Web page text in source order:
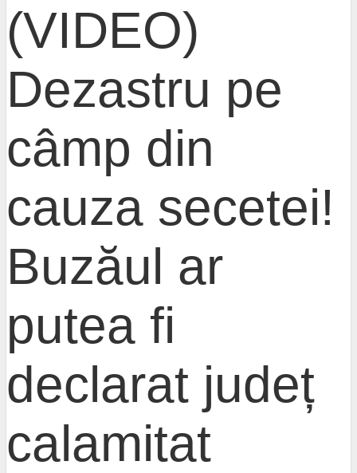
(VIDEO)
Dezastru pe
câmp din
cauza secetei!
Buzăul ar
putea fi
declarat județ
calamitat